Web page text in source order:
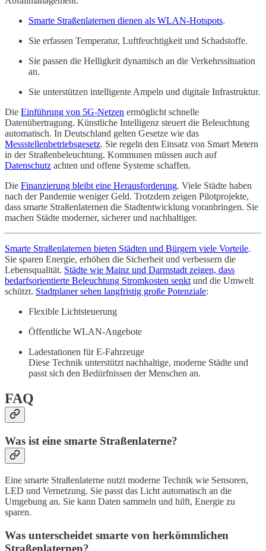
Smarte Straßenlaternen dienen als WLAN-Hotspots.
Sie erfassen Temperatur, Luftfeuchtigkeit und Schadstoffe.
Sie passen die Helligkeit dynamisch an die Verkehrssituation
an.
Sie unterstützen intelligente Ampeln und digitale Infrastruktur.
Die Einführung von 5G-Netzen ermöglicht schnelle
Datenübertragung. Künstliche Intelligenz steuert die Beleuchtung
automatisch. In Deutschland gelten Gesetze wie das
Messstellenbetriebsgesetz. Sie regeln den Einsatz von Smart Metern
in der Straßenbeleuchtung. Kommunen müssen auch auf
Datenschutz achten und offene Systeme schaffen.
Die Finanzierung bleibt eine Herausforderung. Viele Städte haben
nach der Pandemie weniger Geld. Trotzdem zeigen Pilotprojekte,
dass smarte Straßenlaternen die Stadtentwicklung voranbringen. Sie
machen Städte moderner, sicherer und nachhaltiger.
Smarte Straßenlaternen bieten Städten und Bürgern viele Vorteile.
Sie sparen Energie, erhöhen die Sicherheit und verbessern die
Lebensqualität. Städte wie Mainz und Darmstadt zeigen, dass
bedarfsorientierte Beleuchtung Stromkosten senkt und die Umwelt
schützt. Stadtplaner sehen langfristig große Potenziale:
Flexible Lichtsteuerung
Öffentliche WLAN-Angebote
Ladestationen für E-Fahrzeuge
Diese Technik unterstützt nachhaltige, moderne Städte und
passt sich den Bedürfnissen der Menschen an.
FAQ
Was ist eine smarte Straßenlaterne?
Eine smarte Straßenlaterne nutzt moderne Technik wie Sensoren,
LED und Vernetzung. Sie passt das Licht automatisch an die
Umgebung an. Sie kann Daten sammeln und hilft, Energie zu
sparen.
Was unterscheidet smarte von herkömmlichen
Straßenlaternen?